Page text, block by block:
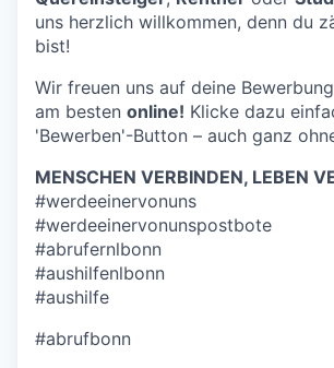
uns herzlich willkommen, denn du
bist!
Wir freuen uns auf deine
am besten online! Klicke dazu
'Bewerben'-Button – auch ganz
MENSCHEN VERBINDEN, LEBEN
#werdeeinervonuns
#werdeeinervonunspostbote
#abrufernlbonn
#aushilfenlbonn
#aushilfe
#abrufbonn